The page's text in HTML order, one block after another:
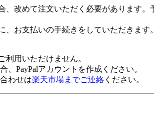
、改めて注文いただく必要があります。
お支払いの手続きをしていただきます。
用いただけません。
、PayPalアカウントを作成ください。
わせは楽天市場までご連絡 ください。